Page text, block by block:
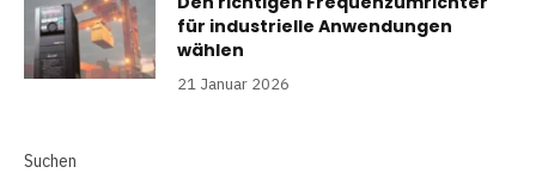
für industrielle Anwendungen
wählen
21 Januar 2026
Suchen